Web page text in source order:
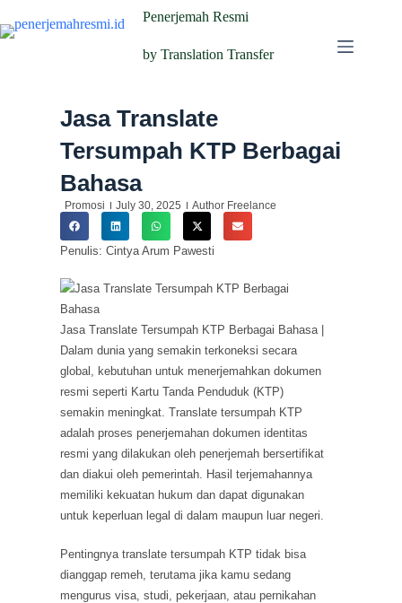
Penerjemah Resmi
by Translation Transfer
Jasa Translate
Tersumpah KTP Berbagai
Bahasa
Promosi July 30, 2025 Author Freelance
Penulis: Cintya Arum Pawesti
Jasa Translate Tersumpah KTP Berbagai Bahasa |
Dalam dunia yang semakin terkoneksi secara
global, kebutuhan untuk menerjemahkan dokumen
resmi seperti Kartu Tanda Penduduk (KTP)
semakin meningkat. Translate tersumpah KTP
adalah proses penerjemahan dokumen identitas
resmi yang dilakukan oleh penerjemah bersertifikat
dan diakui oleh pemerintah. Hasil terjemahannya
memiliki kekuatan hukum dan dapat digunakan
untuk keperluan legal di dalam maupun luar negeri.
Pentingnya translate tersumpah KTP tidak bisa
dianggap remeh, terutama jika kamu sedang
mengurus visa, studi, pekerjaan, atau pernikahan